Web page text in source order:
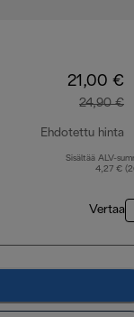
21,00 €
24,90 €
Ehdotettu hinta
Sisältää ALV-
4,27 €
Vertaa